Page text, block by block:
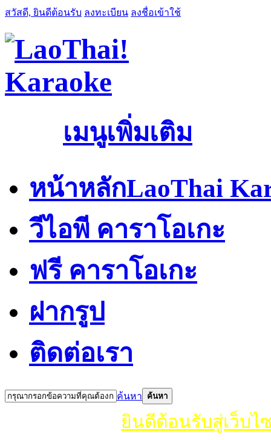
สวัสดี, ยินดีต้อนรับ ลงทะเบียน ลงชื่อเข้าใช้
เมนูเพิ่มเติม
หน้าหลักLaoThai
วีไอพี คาราโอเกะ
ฟรี คาราโอเกะ
ฝากรูป
ติดต่อเรา
ค้นหา ค้นหา
ยินดีต้อนรับสู่เว็บไซ